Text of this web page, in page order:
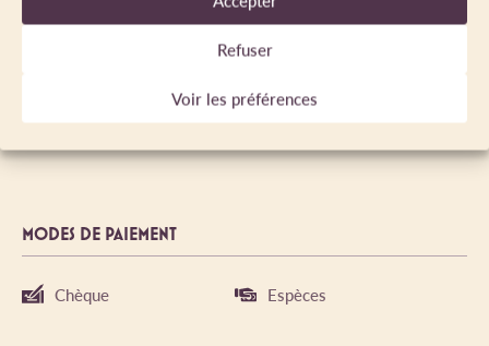
Refuser
Voir les préférences
Semaine : à partir de 380 €.
MODES DE PAIEMENT
Chèque Espèces